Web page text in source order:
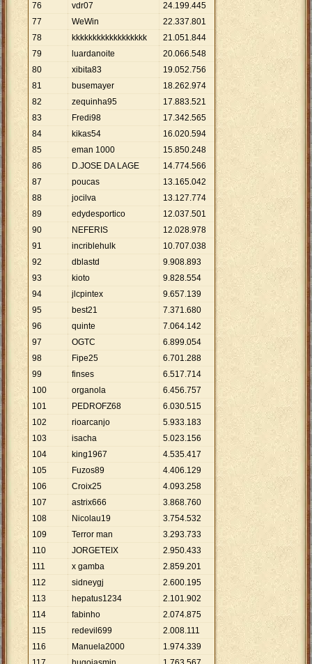
76
vdr07 24.199.445
77
WeWin 22.337.801
78
kkkkkkkkkkkkkkkkkk 21.051.844
79
luardanoite 20.066.548
80
xibita83 19.052.756
81
busemayer 18.262.974
82
zequinha95 17.883.521
83
Fredi98 17.342.565
84
kikas54 16.020.594
85
eman 1000 15.850.248
86
D.JOSE DA LAGE 14.774.566
87
poucas 13.165.042
88
jocilva 13.127.774
89
edydesportico 12.037.501
90
NEFERIS 12.028.978
91
incriblehulk 10.707.038
92
dblastd 9.908.893
93
kioto 9.828.554
94
jlcpintex 9.657.139
95
best21 7.371.680
96
quinte 7.064.142
97
OGTC 6.899.054
98
Fipe25 6.701.288
99
finses 6.517.714
100
organola 6.456.757
101
PEDROFZ68 6.030.515
102
rioarcanjo 5.933.183
103
isacha 5.023.156
104
king1967 4.535.417
105
Fuzos89 4.406.129
106
Croix25 4.093.258
107
astrix666 3.868.760
108
Nicolau19 3.754.532
109
Terror man 3.293.733
110
JORGETEIX 2.950.433
111
x gamba 2.859.201
112
sidneygj 2.600.195
113
hepatus1234 2.101.902
114
fabinho 2.074.875
115
redevil699 2.008.111
116
Manuela2000 1.974.339